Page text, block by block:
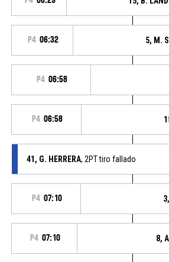
P4 06:32 5, M.
P4 06:58
P4 06:58
41, G. HERRERA, 2PT tiro fallado
P4 07:10
P4 07:10 8,